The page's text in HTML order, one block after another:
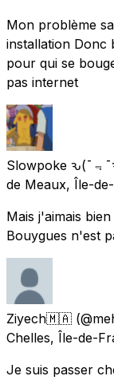
Mon problème
installation Donc
pour qui se
pas internet
Slowpoke
de Meaux, Île-
Mais j'aimais
Bouygues n'est
Ziyech🇲🇦
Chelles, Île-de-
Je suis passer